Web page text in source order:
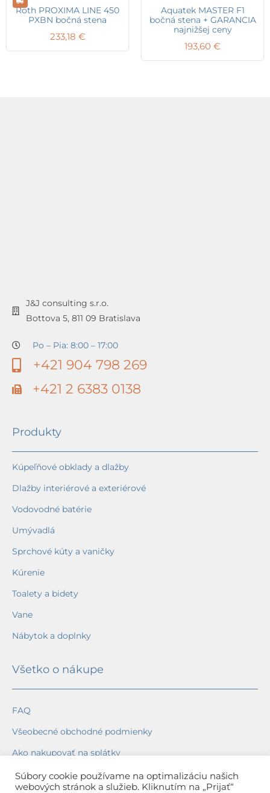
Roth PROXIMA LINE 450
PXBN bočná stena
233,18 €
Aquatek MASTER F1
bočná stena + GARANCIA
najnižšej ceny
193,60 €
J&J consulting s.r.o.
Bottova 5, 811 09 Bratislava
Po – Pia: 8:00 – 17:00
+421 904 798 269
+421 2 6383 0138
Produkty
Kúpeľňové obklady a dlažby
Dlažby interiérové a exteriérové
Vodovodné batérie
Umývadlá
Sprchové kúty a vaničky
Kúrenie
Toalety a bidety
Vane
Nábytok a doplnky
Všetko o nákupe
FAQ
Všeobecné obchodné podmienky
Ako nakupovať na splátky
Ochrana osobných údajov
Súbory cookie používame na optimalizáciu našich
webových stránok a služieb. Kliknutím na „Prijať“